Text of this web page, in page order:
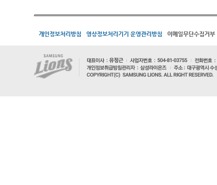
개인정보처리방침 영상정보처리기기 운영관리방침 이메일무단수집거부